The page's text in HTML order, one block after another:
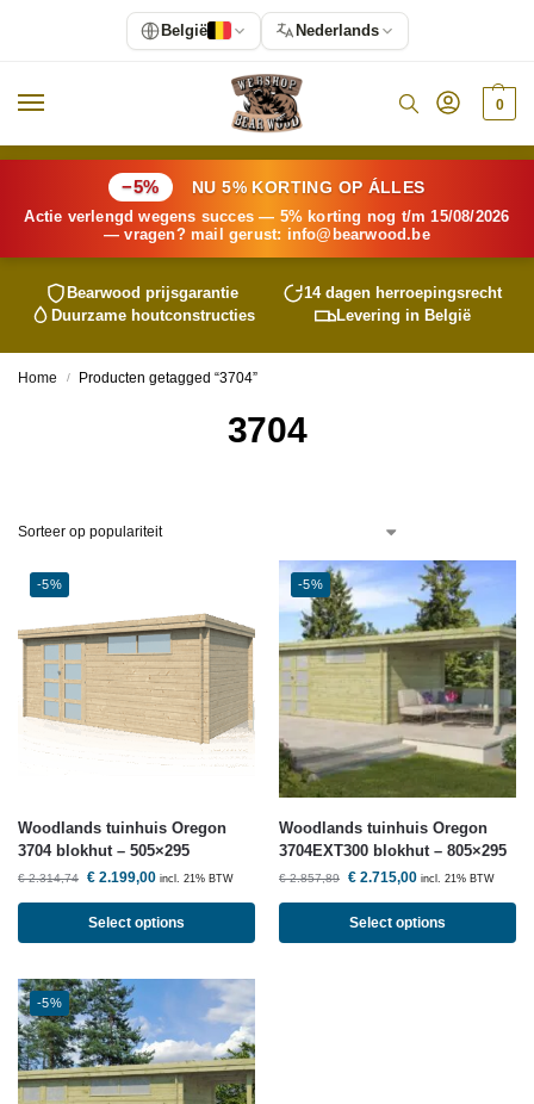
0
−5% NU 5% KORTING OP ÁLLES
Actie verlengd wegens succes — 5% korting nog t/m 15/08/2026
— vragen? mail gerust: info@ bearwood.be
Bearwood prijsgarantie
14 dagen herroepingsrecht
Duurzame houtconstructies
Levering in België
Home / Producten getagged “3704”
3704
-5%
Woodlands tuinhuis Oregon
3704 blokhut – 505×295
€2.314,74 € 2.199,00 incl. 21% BTW
Select options
-5%
Woodlands tuinhuis Oregon
3704EXT300 blokhut – 805×295
€2.857,89 € 2.715,00 incl. 21% BTW
Select options
-5%
België Nederlands